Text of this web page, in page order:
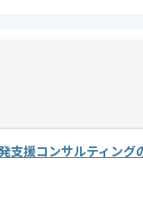
支援コンサルティング